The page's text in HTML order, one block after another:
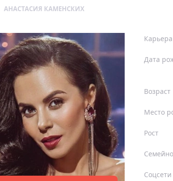
АНАСТАСИЯ КАМЕНСКИХ
Карьера
Дата
Возраст
Место
Рост
Соцсети